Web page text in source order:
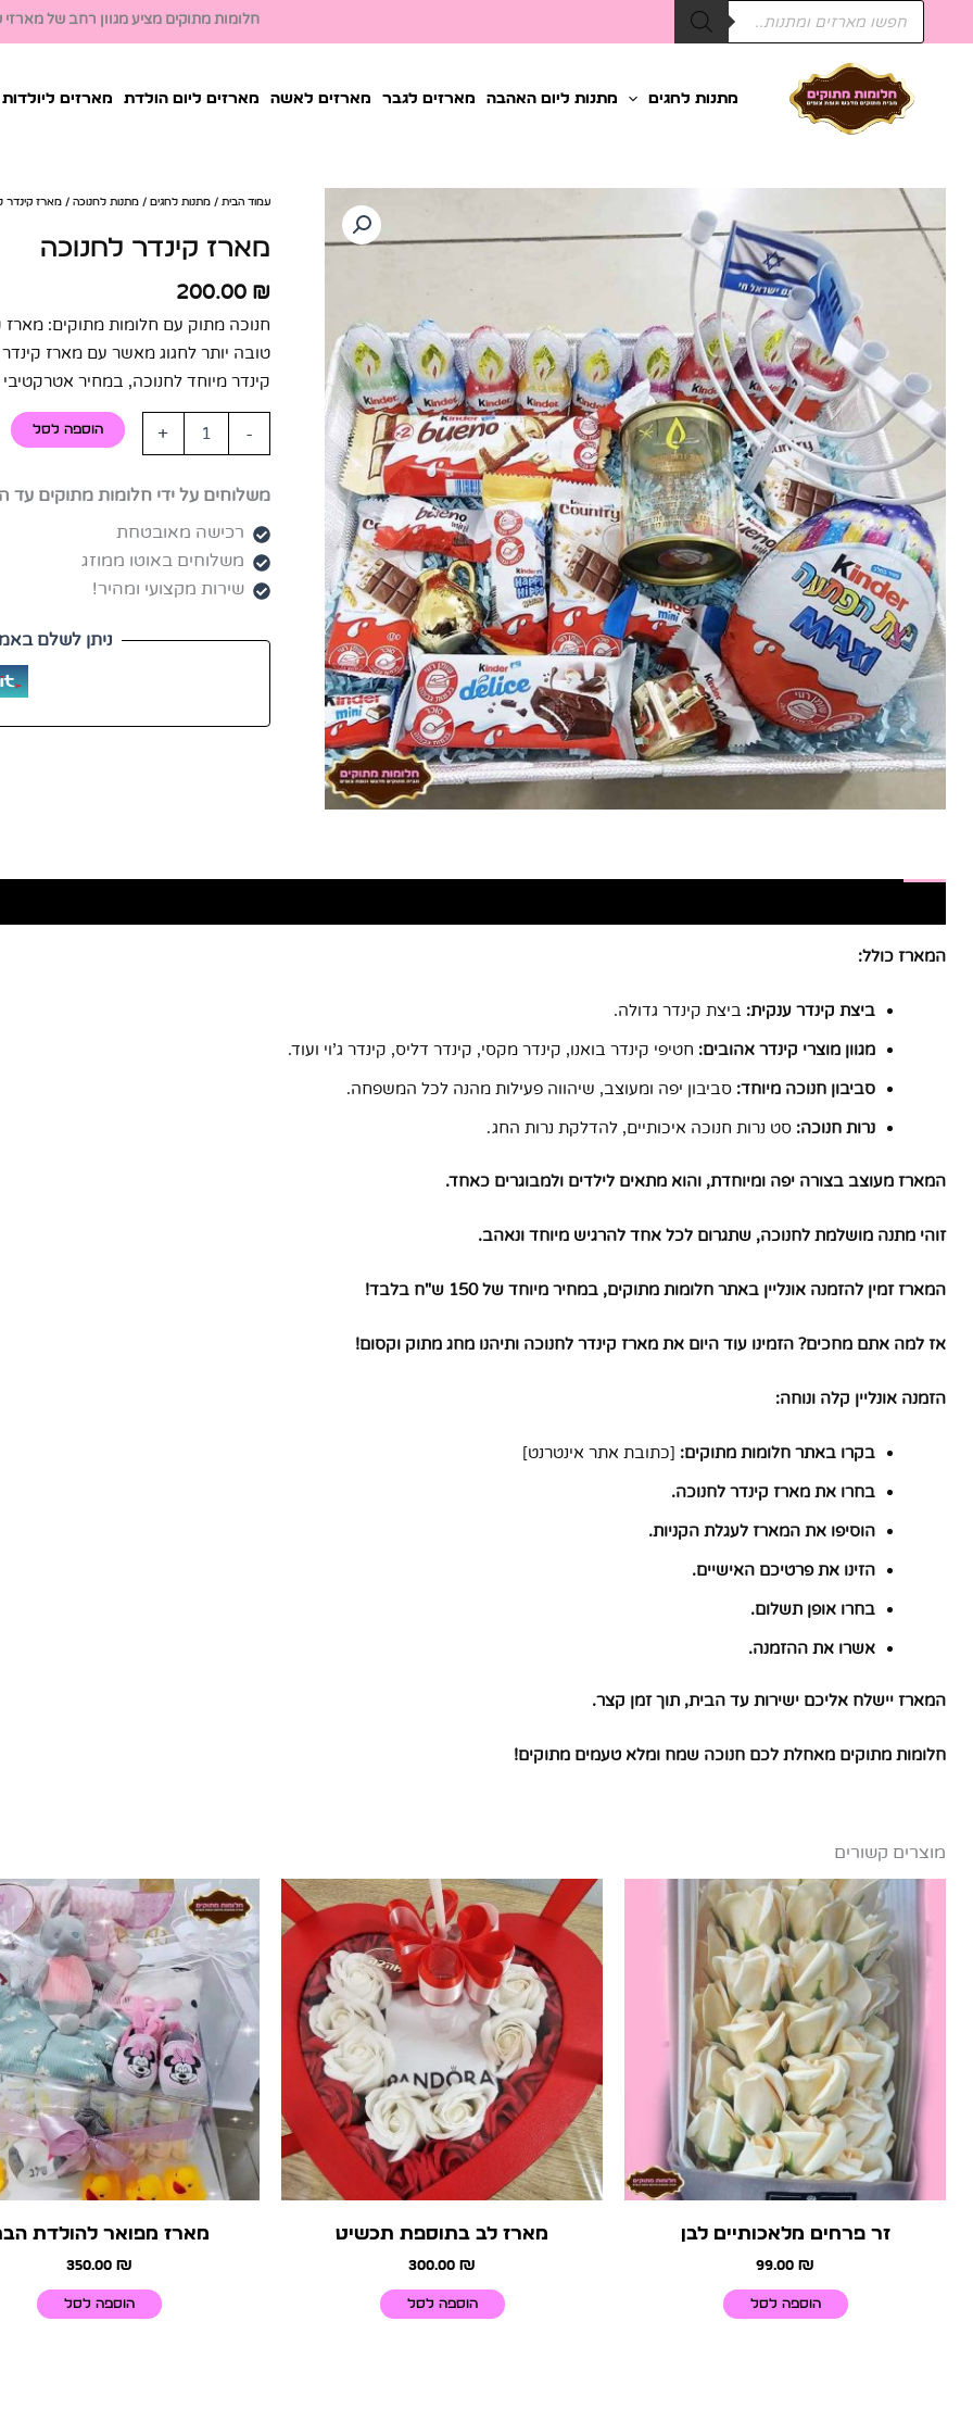
לתוכן
Products
search
חלומות מתוקים מציע מגוון רחב של מארזי
מתנות לחגים מתנות ליום האהבה מארזים לגבר מארזים לאשה מארזים ליום הולדת מארזים ליולדות
עמוד הבית / מתנות לחגים / מתנות לחנוכה / מארז קינדר
מארז קינדר לחנוכה
200.00 ₪
חנוכה מתוק עם חלומות מתוקים: מארז
טובה יותר לחגוג מאשר עם מארז
קינדר מיוחד לחנוכה, במחיר אטרקטיבי של 150 ש"ח
-
מארז
קינדר
לחנוכה
+ הוספה לסל
משלוחים על ידי חלומות מתוקים עד
רכישה מאובטחת
משלוחים באוטו ממוזג
שירות מקצועי ומהיר!
ניתן לשלם
המארז כולל:
ביצת קינדר ענקית: ביצת קינדר גדולה.
מגוון מוצרי קינדר אהובים: חטיפי קינדר בואנו, קינדר מקסי, קינדר דליס, קינדר ג'וי ועוד.
סביבון חנוכה מיוחד: סביבון יפה ומעוצב, שיהווה פעילות מהנה לכל המשפחה.
נרות חנוכה: סט נרות חנוכה איכותיים, להדלקת נרות החג.
המארז מעוצב בצורה יפה ומיוחדת, והוא מתאים לילדים ולמבוגרים כאחד.
זוהי מתנה מושלמת לחנוכה, שתגרום לכל אחד להרגיש מיוחד ונאהב.
המארז זמין להזמנה אונליין באתר חלומות מתוקים, במחיר מיוחד של 150 ש"ח בלבד!
אז למה אתם מחכים? הזמינו עוד היום את מארז קינדר לחנוכה ותיהנו מחג מתוק וקסום!
הזמנה אונליין קלה ונוחה:
בקרו באתר חלומות מתוקים: [כתובת אתר אינטרנט]
בחרו את מארז קינדר לחנוכה.
הוסיפו את המארז לעגלת הקניות.
הזינו את פרטיכם האישיים.
בחרו אופן תשלום.
אשרו את ההזמנה.
המארז יישלח אליכם ישירות עד הבית, תוך זמן קצר.
חלומות מתוקים מאחלת לכם חנוכה שמח ומלא טעמים מתוקים!
מוצרים קשורים
זר פרחים מלאכותיים לבן
99.00 ₪
הוספה לסל
מארז לב בתוספת תכשיט
300.00 ₪
הוספה לסל
מארז מפואר להולדת
350.00 ₪
הוספה לסל